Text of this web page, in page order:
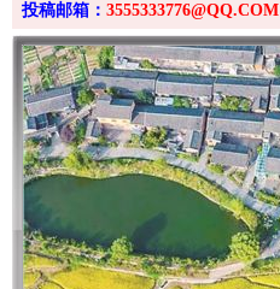
投稿邮箱： 3555333776@QQ.COM